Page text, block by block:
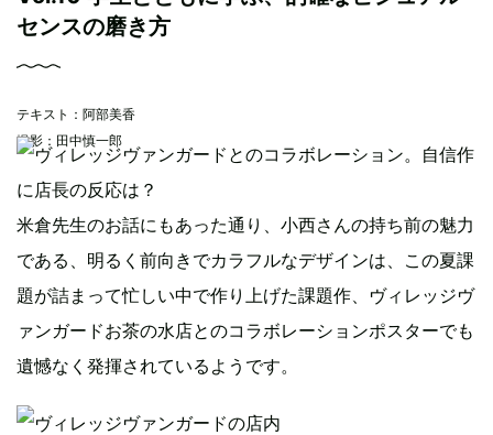
テキスト：阿部美香
撮影：田中慎一郎
米倉先生のお話にもあった通り、小西さんの持ち前の魅力
である、明るく前向きでカラフルなデザインは、この夏課
題が詰まって忙しい中で作り上げた課題作、ヴィレッジヴ
ァンガードお茶の水店とのコラボレーションポスターでも
遺憾なく発揮されているようです。